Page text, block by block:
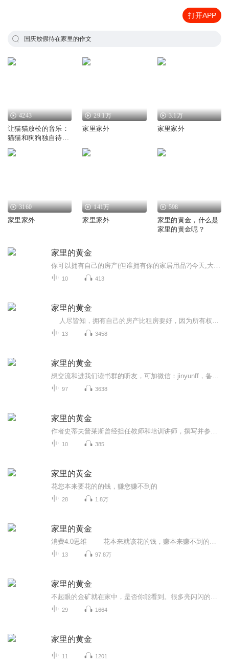
打开APP
国庆放假待在家里的作文
4243
让猫猫放松的音乐：
猫猫和狗狗独自待在
家里的舒缓音乐， 宠
物猫和狗放松
29.1万
家里家外
3.1万
家里家外
3160
家里家外
141万
家里家外
598
家里的黄金，什么是
家里的黄金呢？
家里的黄金
10 413
家里的黄金
13 3458
家里的黄金
97 3638
家里的黄金
10 385
家里的黄金
花您本来要花的的钱，赚您赚不到的
28 1.8万
家里的黄金
13 97.8万
家里的黄金
29 1664
家里的黄金
11 1201